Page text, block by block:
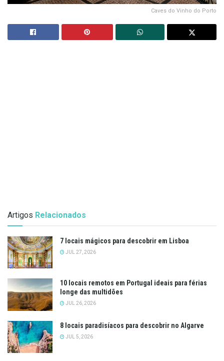
Caves do Vinho do Porto
Artigos Relacionados
7 locais mágicos para descobrir em Lisboa
JUL 27, 2026
10 locais remotos em Portugal ideais para férias
longe das multidões
JUL 26, 2026
8 locais paradisíacos para descobrir no Algarve
JUL 5, 2026